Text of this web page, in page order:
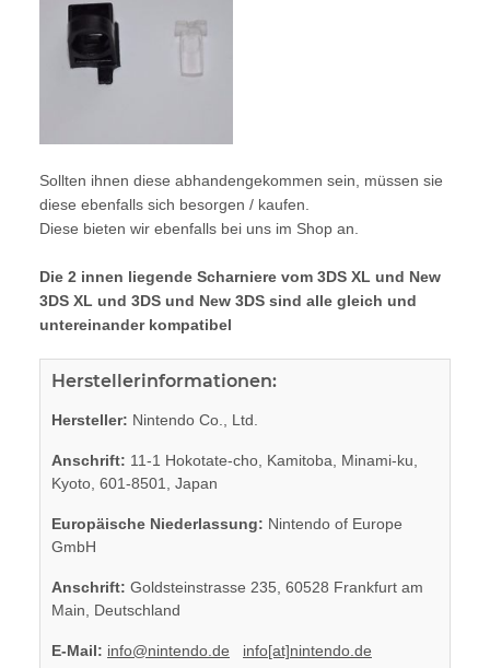
Sollten ihnen diese abhandengekommen sein, müssen sie
diese ebenfalls sich besorgen / kaufen.
Diese bieten wir ebenfalls bei uns im Shop an.
Die 2 innen liegende Scharniere vom 3DS XL und New
3DS XL und 3DS und New 3DS sind alle gleich und
untereinander kompatibel
Herstellerinformationen:
Hersteller: Nintendo Co., Ltd.
Anschrift: 11-1 Hokotate-cho, Kamitoba, Minami-ku,
Kyoto, 601-8501, Japan
Europäische Niederlassung: Nintendo of Europe
GmbH
Anschrift: Goldsteinstrasse 235, 60528 Frankfurt am
Main, Deutschland
E-Mail: info@nintendo.de info[at]nintendo.de